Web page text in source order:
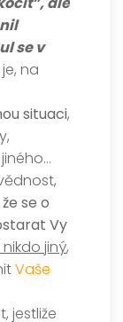
se v
na
situaci,
že se o
Vy
jiný,
Vaše
jestliže